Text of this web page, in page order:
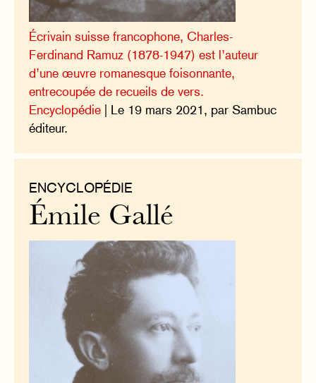
Écrivain suisse francophone, Charles-
Ferdinand Ramuz (1878-1947) est l’auteur
d’une œuvre romanesque foisonnante,
entrecoupée de recueils de vers.
Encyclopédie | Le 19 mars 2021, par Sambuc
éditeur.
ENCYCLOPÉDIE
Émile Gallé